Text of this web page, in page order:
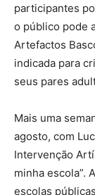
participantes
o público pode
Artefactos
indicada para
seus pares
Mais uma
agosto, com
Intervenção
minha escola”.
escolas